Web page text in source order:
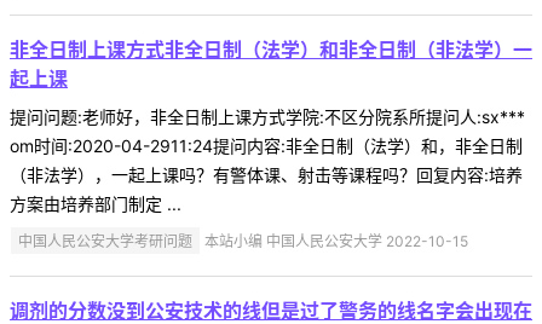
非全日制上课方式非全日制（法学）和非全日制（非法学）一
起上课
提问问题:老师好，非全日制上课方式学院:不区分院系所提问人:sx***
om时间:2020-04-2911:24提问内容:非全日制（法学）和，非全日制
（非法学），一起上课吗？有警体课、射击等课程吗？回复内容:培养
方案由培养部门制定 ...
中国人民公安大学考研问题 本站小编 中国人民公安大学 2022-10-15
调剂的分数没到公安技术的线但是过了警务的线名字会出现在